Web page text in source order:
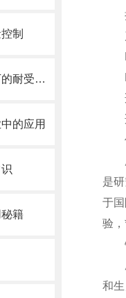
制
反应釜垫片在高温高压环境下的耐受能力如何？
的应用
籍
执
产
适
适
使
是
于
验
钢
和